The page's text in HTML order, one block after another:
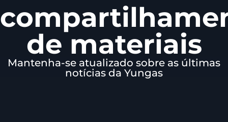
de materiais
Mantenha-se atualizado sobre as últimas
notícias da Yungas